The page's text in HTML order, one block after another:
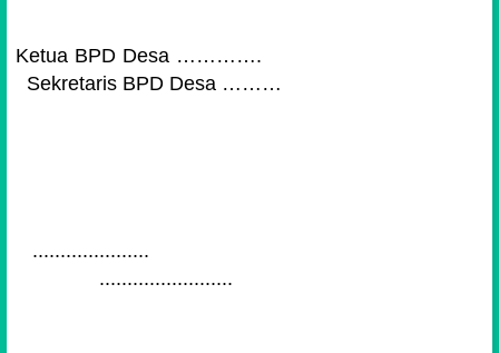
Ketua BPD Desa ………….
Sekretaris BPD Desa ………
.....................
........................